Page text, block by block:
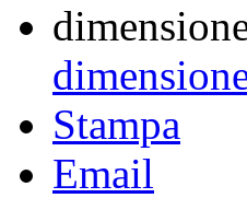
Stampa
Email